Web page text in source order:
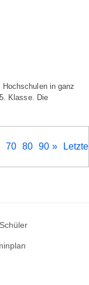
in ganz
Klasse. Die
70 80 90 »
Letzte